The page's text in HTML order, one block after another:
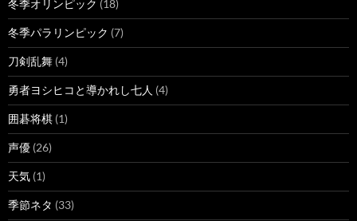
冬季オリンピック (18)
冬季パラリンピック (7)
刀剣乱舞 (4)
勇者ヨシヒコと導かれし七人 (4)
囲碁将棋 (1)
声優 (26)
天気 (1)
季節ネタ (33)